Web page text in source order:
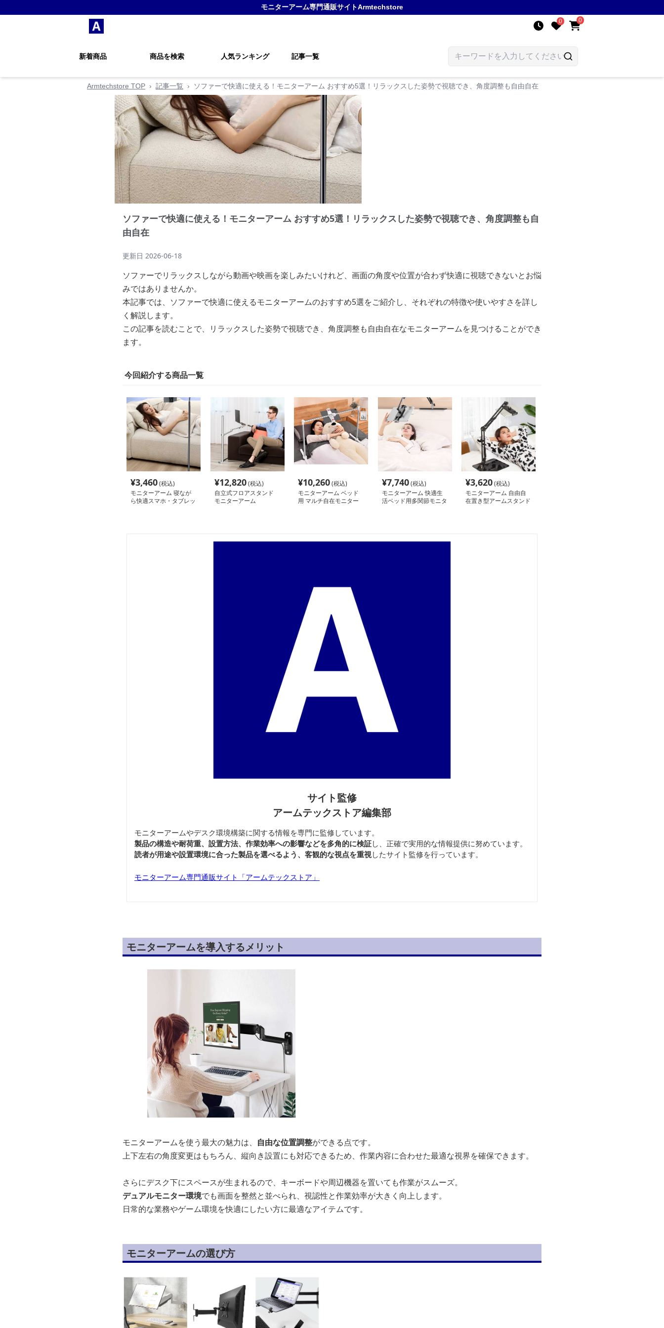
モニターアーム専門通販サイトArmtechstore
0 0
新着商品 商品を検索 人気ランキング 記事一覧
Armtechstore TOP › 記事一覧 › ソファーで快適に使える！モニターアーム おすすめ5選！リラックスした姿勢で視聴でき、角度調整も自由自在
ソファーで快適に使える！モニターアーム おすすめ5選！リラックスした姿勢で視聴でき、角度調整も自
由自在
更新日 2026-06-18
ソファーでリラックスしながら動画や映画を楽しみたいけれど、画面の角度や位置が合わず快適に視聴できないとお悩
みではありませんか。
本記事では、ソファーで快適に使えるモニターアームのおすすめ5選をご紹介し、それぞれの特徴や使いやすさを詳し
く解説します。
この記事を読むことで、リラックスした姿勢で視聴でき、角度調整も自由自在なモニターアームを見つけることができ
ます。
今回紹介する商品一覧
¥3,460(税込)
モニターアーム 寝なが
ら快適スマホ・タブレッ
¥12,820(税込)
自立式フロアスタンド
モニターアーム
¥10,260(税込)
モニターアーム ベッド
用 マルチ自在モニター
¥7,740(税込)
モニターアーム 快適生
活ベッド用多関節モニタ
¥3,620(税込)
モニターアーム 自由自
在置き型アームスタンド
サイト監修
アームテックストア編集部
モニターアームやデスク環境構築に関する情報を専門に監修しています。
製品の構造や耐荷重、設置方法、作業効率への影響などを多角的に検証し、正確で実用的な情報提供に努めています。
読者が用途や設置環境に合った製品を選べるよう、客観的な視点を重視したサイト監修を行っています。
モニターアーム専門通販サイト「アームテックストア」
モニターアームを導入するメリット
モニターアームを使う最大の魅力は、 自由な位置調整ができる点です。
上下左右の角度変更はもちろん、縦向き設置にも対応できるため、作業内容に合わせた最適な視界を確保できます。
さらにデスク下にスペースが生まれるので、キーボードや周辺機器を置いても作業がスムーズ。
デュアルモニター環境でも画面を整然と並べられ、視認性と作業効率が大きく向上します。
日常的な業務やゲーム環境を快適にしたい方に最適なアイテムです。
モニターアームの選び方